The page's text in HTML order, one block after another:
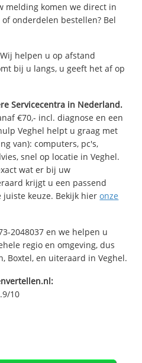
melding komen we direct in
onderdelen bestellen? Bel
Wij helpen u op afstand
bij u langs, u geeft het af op
Servicecentra in Nederland.
€70,- incl. diagnose en een
Veghel helpt u graag met
van): computers, pc's,
snel op locatie in Veghel.
wat er bij uw
krijgt u een passend
juiste keuze. Bekijk hieronze
2048037 en we helpen u
regio en omgeving, dus
Boxtel, en uiteraard in Veghel.
/10